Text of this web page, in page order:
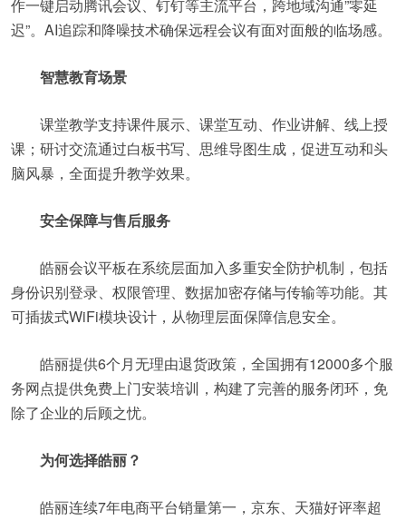
作一键启动腾讯会议、钉钉等主流平台，跨地域沟通”零延
迟”。AI追踪和降噪技术确保远程会议有面对面般的临场感。
智慧教育场景
课堂教学支持课件展示、课堂互动、作业讲解、线上授
课；研讨交流通过白板书写、思维导图生成，促进互动和头
脑风暴，全面提升教学效果。
安全保障与售后服务
皓丽会议平板在系统层面加入多重安全防护机制，包括
身份识别登录、权限管理、数据加密存储与传输等功能。其
可插拔式WiFi模块设计，从物理层面保障信息安全。
皓丽提供6个月无理由退货政策，全国拥有12000多个服
务网点提供免费上门安装培训，构建了完善的服务闭环，免
除了企业的后顾之忧。
为何选择皓丽？
皓丽连续7年电商平台销量第一，京东、天猫好评率超